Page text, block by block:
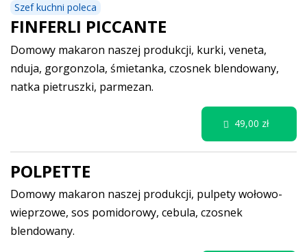
Szef kuchni poleca
FINFERLI PICCANTE
Domowy makaron naszej produkcji, kurki, veneta,
nduja, gorgonzola, śmietanka, czosnek blendowany,
natka pietruszki, parmezan.
POLPETTE
Domowy makaron naszej produkcji, pulpety wołowo-
wieprzowe, sos pomidorowy, cebula, czosnek
blendowany.